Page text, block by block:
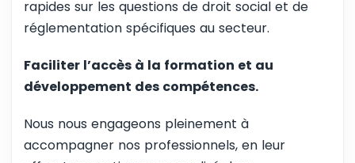
rapides sur les questions de droit social et de
réglementation spécifiques au secteur.
Faciliter l’accès à la formation et au
développement des compétences.
Nous nous engageons pleinement à
accompagner nos professionnels, en leur